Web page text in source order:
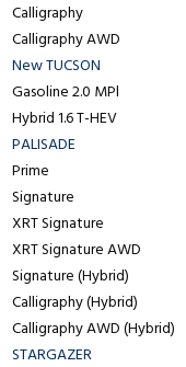
Calligraphy
Calligraphy AWD
New TUCSON
Gasoline 2.0 MPl
Hybrid 1.6 T-HEV
PALISADE
Prime
Signature
XRT Signature
XRT Signature AWD
Signature (Hybrid)
Calligraphy (Hybrid)
Calligraphy AWD (Hybrid)
STARGAZER